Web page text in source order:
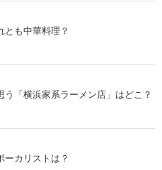
とも中華料理？
う「横浜家系ラーメン店」はどこ？
ーカリストは？